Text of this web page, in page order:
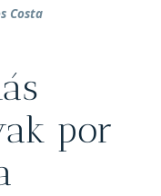
Costa
por